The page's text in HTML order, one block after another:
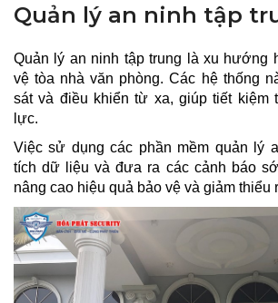
Quản lý an ninh tập
Quản lý an ninh tập trung là xu hướng
vệ tòa nhà văn phòng. Các hệ thống
sát và điều khiển từ xa, giúp tiết kiệm
lực.
Việc sử dụng các phần mềm quản lý
tích dữ liệu và đưa ra các cảnh báo
nâng cao hiệu quả bảo vệ và giảm thiểu